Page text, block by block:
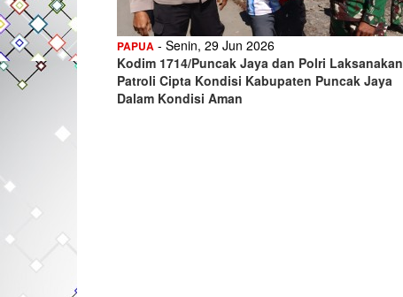
PAPUA - Senin, 29 Jun 2026
Kodim 1714/Puncak Jaya dan Polri Laksanakan
Patroli Cipta Kondisi Kabupaten Puncak Jaya
Dalam Kondisi Aman